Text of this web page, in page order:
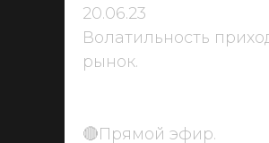
20.06.23
Волатильность
рынок.
🔴Прямой эфир.